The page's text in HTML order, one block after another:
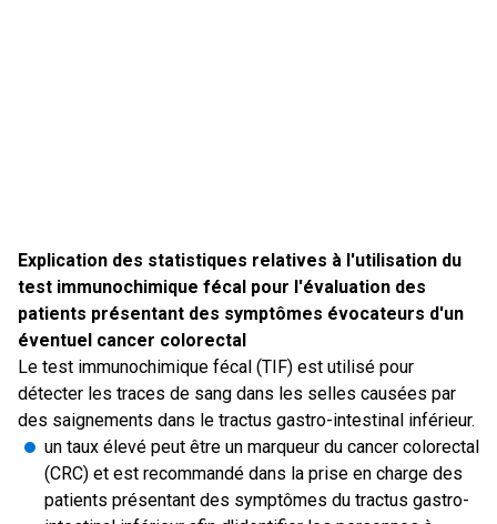
Explication des statistiques relatives à l'utilisation du
test immunochimique fécal pour l'évaluation des
patients présentant des symptômes évocateurs d'un
éventuel cancer colorectal
Le test immunochimique fécal (TIF) est utilisé pour
détecter les traces de sang dans les selles causées par
des saignements dans le tractus gastro-intestinal inférieur.
un taux élevé peut être un marqueur du cancer colorectal
(CRC) et est recommandé dans la prise en charge des
patients présentant des symptômes du tractus gastro-